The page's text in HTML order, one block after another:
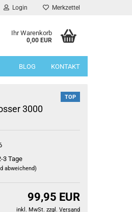
Login Merkzettel
Ihr Warenkorb
0,00 EUR
BLOG KONTAKT
TOP
3000
3 Tage
abweichend)
99,95 EUR
inkl. MwSt. zzgl. Versand